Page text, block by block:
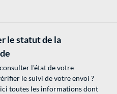
le statut de la
l'état de votre
le suivi de votre envoi ?
toutes les informations dont